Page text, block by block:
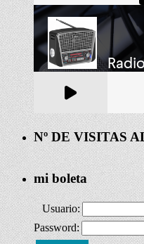
Nº DE VISITAS
mi boleta
Usuario:
Password: